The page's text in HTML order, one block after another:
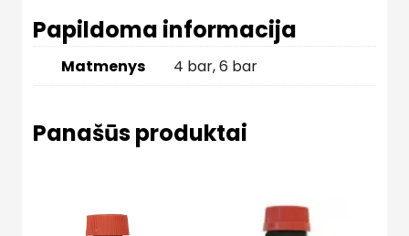
Papildoma informacija
Matmenys 4 bar,6 bar
Panašūs produktai